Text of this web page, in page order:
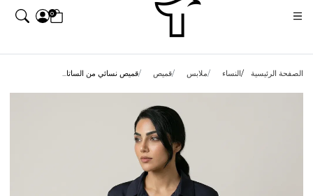
0
الصفحة الرئيسية النساء ملابس قميص قميص نسائي من الساتا...